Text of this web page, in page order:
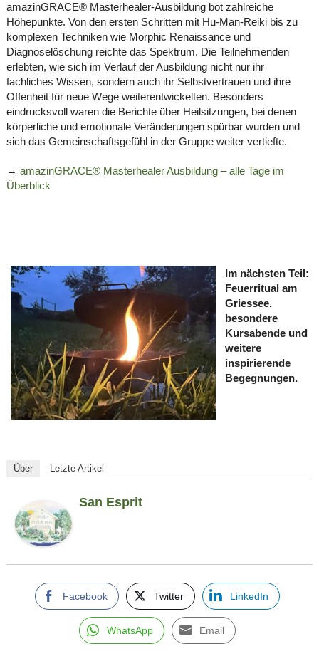
amazinGRACE® Masterhealer-Ausbildung bot zahlreiche
Höhepunkte. Von den ersten Schritten mit Hu-Man-Reiki bis zu
komplexen Techniken wie Morphic Renaissance und
Diagnoselöschung reichte das Spektrum. Die Teilnehmenden
erlebten, wie sich im Verlauf der Ausbildung nicht nur ihr
fachliches Wissen, sondern auch ihr Selbstvertrauen und ihre
Offenheit für neue Wege weiterentwickelten. Besonders
eindrucksvoll waren die Berichte über Heilsitzungen, bei denen
körperliche und emotionale Veränderungen spürbar wurden und
sich das Gemeinschaftsgefühl in der Gruppe weiter vertiefte.
→ amazinGRACE® Masterhealer Ausbildung – alle Tage im
Überblick
Im nächsten Teil:
Feuerritual am
Griessee,
besondere
Kursabende und
weitere
inspirierende
Begegnungen.
Über Letzte Artikel
San Esprit
Facebook Twitter LinkedIn
WhatsApp Email